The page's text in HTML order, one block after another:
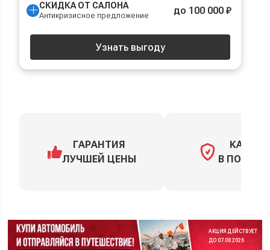
СКИДКА ОТ САЛОНА
Антикризисное предложение до 100 000 ₽
Узнать выгоду
ГАРАНТИЯ
ЛУЧШЕЙ ЦЕНЫ
КАСКО
В
АКЦИЯ ДЕЙСТВУЕТ
ДО 07.08.2026